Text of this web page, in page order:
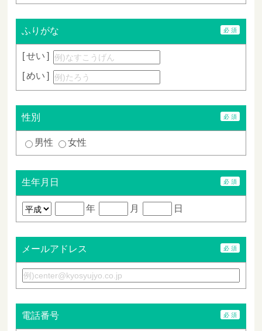
ふりがな
せい
めい
性別
男性 女性
生年月日
年 月 日
メールアドレス
電話番号